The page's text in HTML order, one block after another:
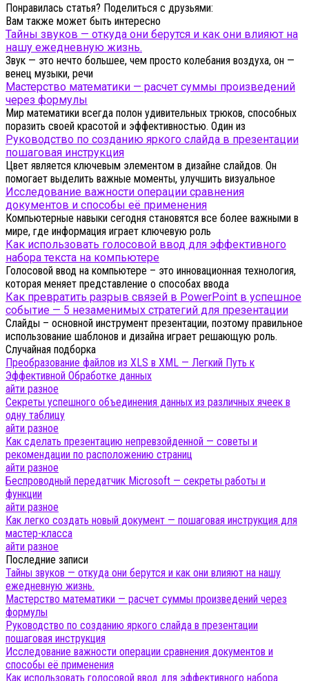
Понравилась статья? Поделиться с друзьями:
Вам также может быть интересно
Тайны звуков — откуда они берутся и как они влияют на
нашу ежедневную жизнь.
Звук — это нечто большее, чем просто колебания воздуха, он —
венец музыки, речи
Мастерство математики — расчет суммы произведений
через формулы
Мир математики всегда полон удивительных трюков, способных
поразить своей красотой и эффективностью. Один из
Руководство по созданию яркого слайда в презентации
пошаговая инструкция
Цвет является ключевым элементом в дизайне слайдов. Он
помогает выделить важные моменты, улучшить визуальное
Исследование важности операции сравнения
документов и способы её применения
Компьютерные навыки сегодня становятся все более важными в
мире, где информация играет ключевую роль
Как использовать голосовой ввод для эффективного
набора текста на компьютере
Голосовой ввод на компьютере – это инновационная технология,
которая меняет представление о способах ввода
Как превратить разрыв связей в PowerPoint в успешное
событие — 5 незаменимых стратегий для презентации
Слайды – основной инструмент презентации, поэтому правильное
использование шаблонов и дизайна играет решающую роль.
Случайная подборка
Преобразование файлов из XLS в XML — Легкий Путь к
Эффективной Обработке данных
айти разное
Секреты успешного объединения данных из различных ячеек в
одну таблицу
айти разное
Как сделать презентацию непревзойденной — советы и
рекомендации по расположению страниц
айти разное
Беспроводный передатчик Microsoft — секреты работы и
функции
айти разное
Как легко создать новый документ — пошаговая инструкция для
мастер-класса
айти разное
Последние записи
Тайны звуков — откуда они берутся и как они влияют на нашу
ежедневную жизнь.
Мастерство математики — расчет суммы произведений через
формулы
Руководство по созданию яркого слайда в презентации
пошаговая инструкция
Исследование важности операции сравнения документов и
способы её применения
Как использовать голосовой ввод для эффективного набора